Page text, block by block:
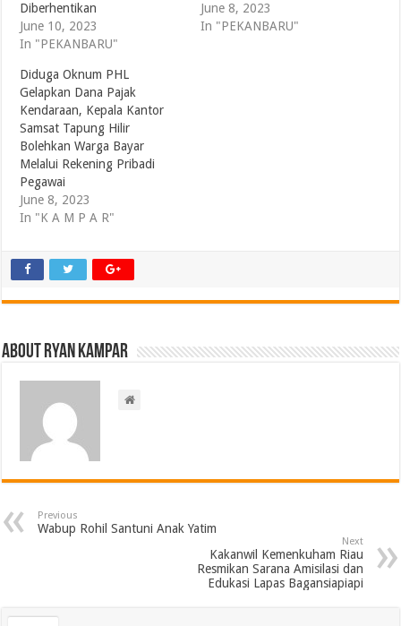
Diberhentikan
June 10, 2023
In "PEKANBARU"
June 8, 2023
In "PEKANBARU"
Diduga Oknum PHL
Gelapkan Dana Pajak
Kendaraan, Kepala Kantor
Samsat Tapung Hilir
Bolehkan Warga Bayar
Melalui Rekening Pribadi
Pegawai
June 8, 2023
In "K A M P A R"
About ryan kampar
Previous
Wabup Rohil Santuni Anak Yatim
Next
Kakanwil Kemenkuham Riau
Resmikan Sarana Amisilasi dan
Edukasi Lapas Bagansiapiapi